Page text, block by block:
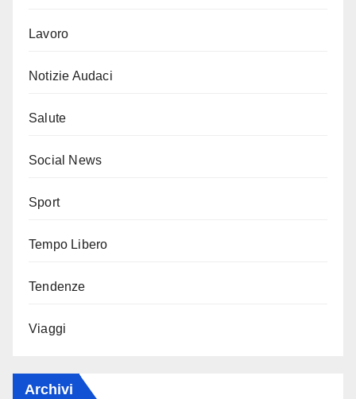
Lavoro
Notizie Audaci
Salute
Social News
Sport
Tempo Libero
Tendenze
Viaggi
Archivi